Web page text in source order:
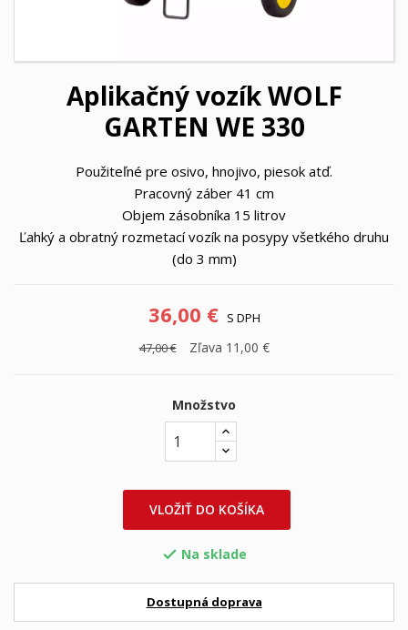
Aplikačný vozík WOLF
GARTEN WE 330
Použiteľné pre osivo, hnojivo, piesok atď.
Pracovný záber 41 cm
Objem zásobníka 15 litrov
Ľahký a obratný rozmetací vozík na posypy všetkého druhu
(do 3 mm)
36,00 € S DPH
47,00 €
Zľava 11,00 €
Množstvo
VLOŽIŤ DO KOŠÍKA
 Na sklade
Dostupná doprava